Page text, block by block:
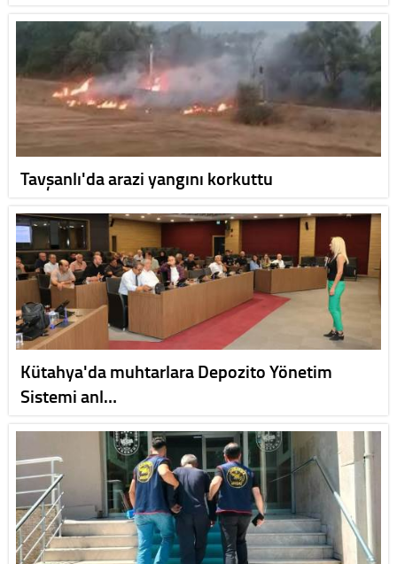
Tavşanlı'da arazi yangını korkuttu
Kütahya'da muhtarlara Depozito Yönetim
Sistemi anl…